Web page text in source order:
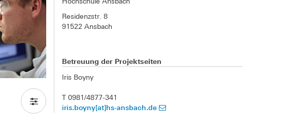
Residenzstr. 8
91522 Ansbach
Betreuung der Projektseiten
Iris Boyny
T 0981/4877-341
iris.boyny[at]hs-ansbach.de